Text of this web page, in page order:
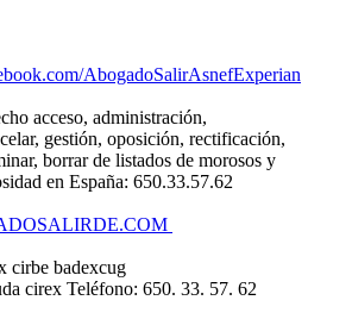
AbogadoSalirAsnefExperian
acceso, administración,
gestión, oposición, rectificación,
borrar de listados de morosos y
en España: 650.33.57.62
cirbe badexcug
cirex Teléfono: 650. 33. 57. 62